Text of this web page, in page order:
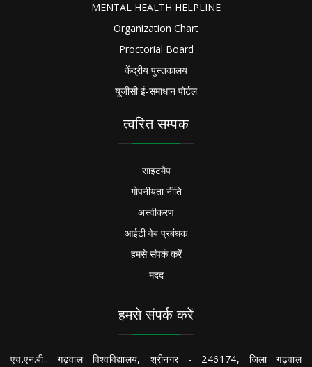
MENTAL HEALTH HELPLINE
Organization Chart
Proctorial Board
केंद्रीय पुस्तकालय
यूजीसी ई-समाधान पोर्टल
त्वरित सम्पक
साइटमैप
गोपनीयता नीति
अस्वीकरण
आईटी वेब प्रबंधक
हमसे संपर्क करें
मदद
हमसे संपर्क करें
एच.एन.बी.. गढ़वाल विश्वविद्यालय, श्रीनगर - 246174, जिला गढ़वाल